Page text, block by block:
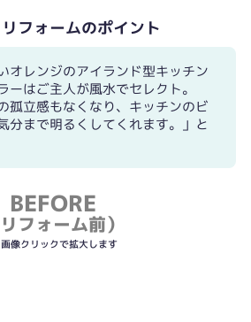
リフォームのポイント
オレンジのアイランド型キッチン
ーはご主人が風水でセレクト。
孤立感もなくなり、キッチンのビ
分まで明るくしてくれます。」と
BEFORE
リフォーム前）
画像クリックで拡大します